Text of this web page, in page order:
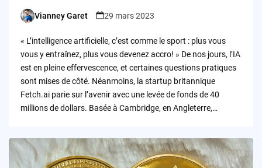
Posted
Vianney Garet 29 mars 2023
« L’intelligence artificielle, c’est comme le sport : plus vous
vous y entraînez, plus vous devenez accro! » De nos jours, l’IA
est en pleine effervescence, et certaines questions pratiques
sont mises de côté. Néanmoins, la startup britannique
Fetch.ai parie sur l’avenir avec une levée de fonds de 40
millions de dollars. Basée à Cambridge, en Angleterre,…